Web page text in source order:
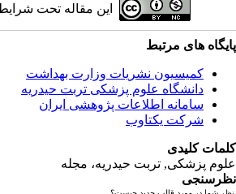
این مقاله تحت
پایگاه های مرتبط
کمیسیون نشریات وزارت بهداشت
دانشگاه علوم پزشکی تربت حیدریه
سامانه اطلاعات پژوهشی ایران
شرکت یکتاوب
کلمات کلیدی
علوم پزشکی, تربت حیدریه، مجله
نظرسنجی